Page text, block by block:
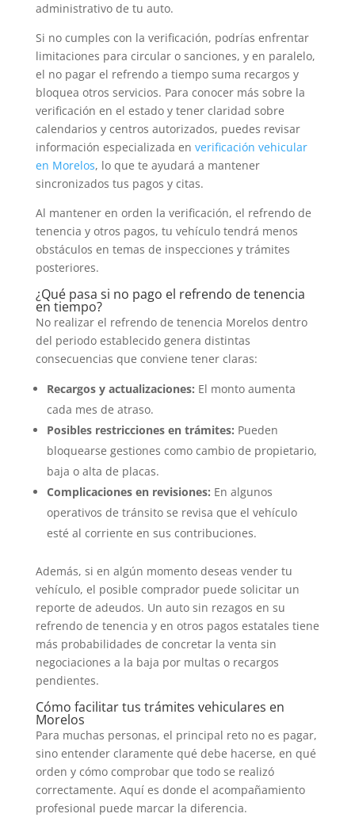
administrativo de tu auto.
Si no cumples con la verificación, podrías enfrentar
limitaciones para circular o sanciones, y en paralelo,
el no pagar el refrendo a tiempo suma recargos y
bloquea otros servicios. Para conocer más sobre la
verificación en el estado y tener claridad sobre
calendarios y centros autorizados, puedes revisar
información especializada en verificación vehicular
en Morelos, lo que te ayudará a mantener
sincronizados tus pagos y citas.
Al mantener en orden la verificación, el refrendo de
tenencia y otros pagos, tu vehículo tendrá menos
obstáculos en temas de inspecciones y trámites
posteriores.
¿Qué pasa si no pago el refrendo de tenencia
en tiempo?
No realizar el refrendo de tenencia Morelos dentro
del periodo establecido genera distintas
consecuencias que conviene tener claras:
Recargos y actualizaciones: El monto aumenta
cada mes de atraso.
Posibles restricciones en trámites: Pueden
bloquearse gestiones como cambio de propietario,
baja o alta de placas.
Complicaciones en revisiones: En algunos
operativos de tránsito se revisa que el vehículo
esté al corriente en sus contribuciones.
Además, si en algún momento deseas vender tu
vehículo, el posible comprador puede solicitar un
reporte de adeudos. Un auto sin rezagos en su
refrendo de tenencia y en otros pagos estatales tiene
más probabilidades de concretar la venta sin
negociaciones a la baja por multas o recargos
pendientes.
Cómo facilitar tus trámites vehiculares en
Morelos
Para muchas personas, el principal reto no es pagar,
sino entender claramente qué debe hacerse, en qué
orden y cómo comprobar que todo se realizó
correctamente. Aquí es donde el acompañamiento
profesional puede marcar la diferencia.